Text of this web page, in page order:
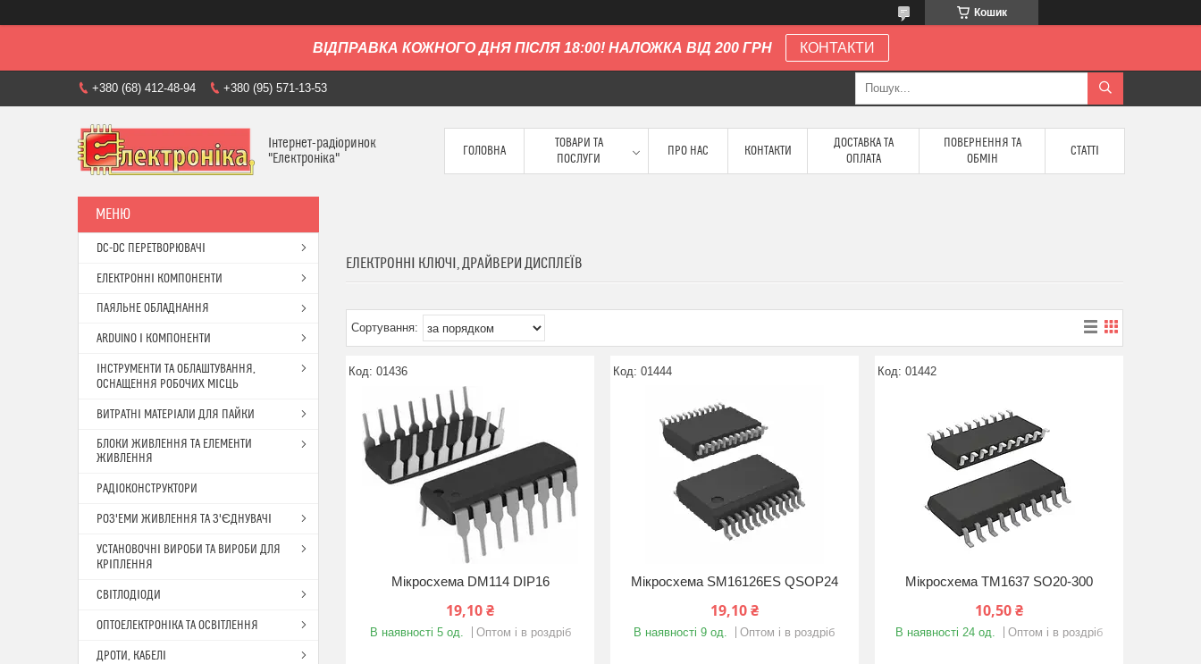
Кошик
ВІДПРАВКА КОЖНОГО ДНЯ ПІСЛЯ 18:00! НАЛОЖКА ВІД 200 ГРН КОНТАКТИ
+380 (68) 412-48-94 +380 (95) 571-13-53
Інтернет-радіоринок
"Електроніка"
ГОЛОВНА
ТОВАРИ ТА
ПОСЛУГИ
ПРО НАС КОНТАКТИ
ДОСТАВКА ТА
ОПЛАТА
ПОВЕРНЕННЯ ТА
ОБМІН
СТАТТІ
ЕЛЕКТРОННІ КЛЮЧІ, ДРАЙВЕРИ ДИСПЛЕЇВ
01436
Мікросхема DM114 DIP16
19,10 ₴
В наявності 5 од. Оптом і в роздріб
01444
Мікросхема SM16126ES QSOP24
19,10 ₴
В наявності 9 од. Оптом і в роздріб
01442
Мікросхема TM1637 SO20-300
10,50 ₴
В наявності 24 од. Оптом і в роздріб
DC-DC ПЕРЕТВОРЮВАЧІ
ЕЛЕКТРОННІ КОМПОНЕНТИ
ПАЯЛЬНЕ ОБЛАДНАННЯ
ARDUINO І КОМПОНЕНТИ
ІНСТРУМЕНТИ ТА ОБЛАШТУВАННЯ,
ОСНАЩЕННЯ РОБОЧИХ МІСЦЬ
ВИТРАТНІ МАТЕРІАЛИ ДЛЯ ПАЙКИ
БЛОКИ ЖИВЛЕННЯ ТА ЕЛЕМЕНТИ
ЖИВЛЕННЯ
РАДІОКОНСТРУКТОРИ
РОЗ'ЕМИ ЖИВЛЕННЯ ТА З'ЄДНУВАЧІ
УСТАНОВОЧНІ ВИРОБИ ТА ВИРОБИ ДЛЯ
КРІПЛЕННЯ
СВІТЛОДІОДИ
ОПТОЕЛЕКТРОНІКА ТА ОСВІТЛЕННЯ
ДРОТИ, КАБЕЛІ